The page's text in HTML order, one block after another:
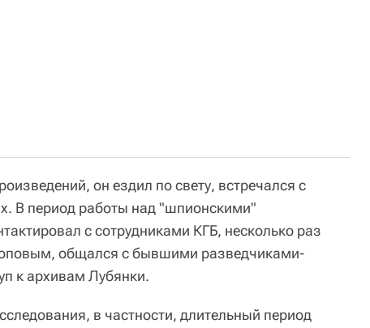
он ездил по свету, встречался с
В период работы над "шпионскими"
с сотрудниками КГБ, несколько раз
общался с бывшими разведчиками-
к архивам Лубянки.
в частности, длительный период